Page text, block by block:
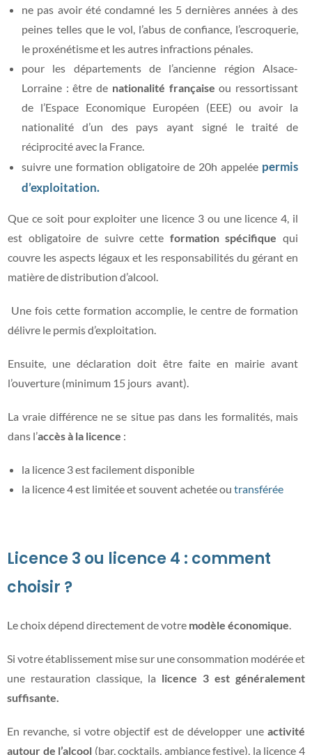
ne pas avoir été condamné les 5 dernières années à des
peines telles que le vol, l’abus de confiance, l’escroquerie,
le proxénétisme et les autres infractions pénales.
pour les départements de l’ancienne région Alsace-
Lorraine : être de nationalité française ou ressortissant
de l’Espace Economique Européen (EEE) ou avoir la
nationalité d’un des pays ayant signé le traité de
réciprocité avec la France.
suivre une formation obligatoire de 20h appelée permis
d’exploitation.
Que ce soit pour exploiter une licence 3 ou une licence 4, il
est obligatoire de suivre cette formation spécifique qui
couvre les aspects légaux et les responsabilités du gérant en
matière de distribution d’alcool.
Une fois cette formation accomplie, le centre de formation
délivre le permis d’exploitation.
Ensuite, une déclaration doit être faite en mairie avant
l’ouverture (minimum 15 jours avant).
La vraie différence ne se situe pas dans les formalités, mais
dans l’accès à la licence :
la licence 3 est facilement disponible
la licence 4 est limitée et souvent achetée ou transférée
Licence 3 ou licence 4 : comment
choisir ?
Le choix dépend directement de votre modèle économique.
Si votre établissement mise sur une consommation modérée et
une restauration classique, la licence 3 est généralement
suffisante.
En revanche, si votre objectif est de développer une activité
autour de l’alcool (bar, cocktails, ambiance festive), la licence 4